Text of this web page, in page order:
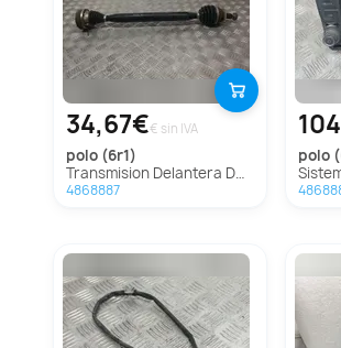
34,67€€ sin IVA
polo (6r1)
Transmision Delantera Derecha Para Volkswagen Polo
4868887
polo
Sistema